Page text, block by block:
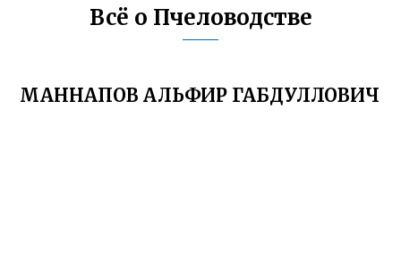
Всё о Пчеловодстве
МАННАПОВ АЛЬФИР ГАБДУЛЛОВИЧ